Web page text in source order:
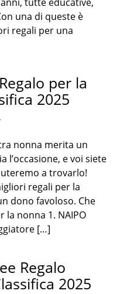
una di queste è
regali per una
per la
2025
nonna merita un
l’occasione, e voi siete
a trovarlo!
regali per la
dono favoloso. Che
la nonna 1. NAIPO
[…]
Regalo
2025